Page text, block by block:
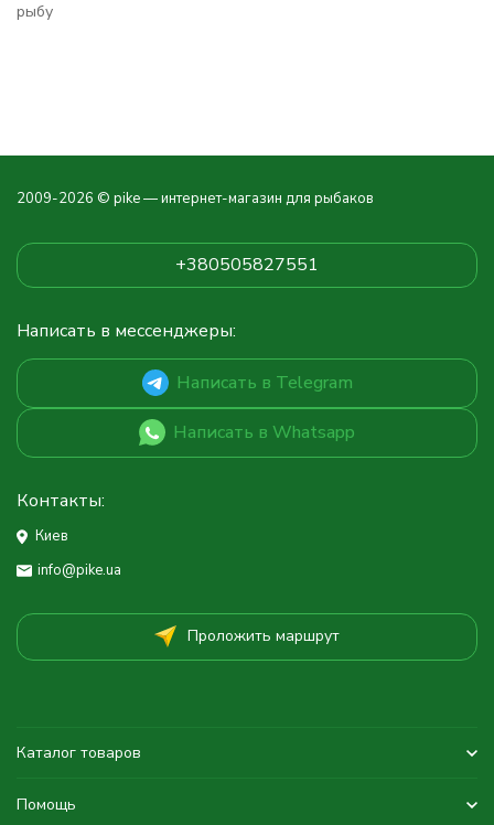
рыбу
2009-2026 © pike — интернет-магазин для рыбаков
+380505827551
Написать в мессенджеры:
Написать в Telegram
Написать в Whatsapp
Контакты:
Киев
info@pike.ua
Проложить маршрут
Каталог товаров
Помощь